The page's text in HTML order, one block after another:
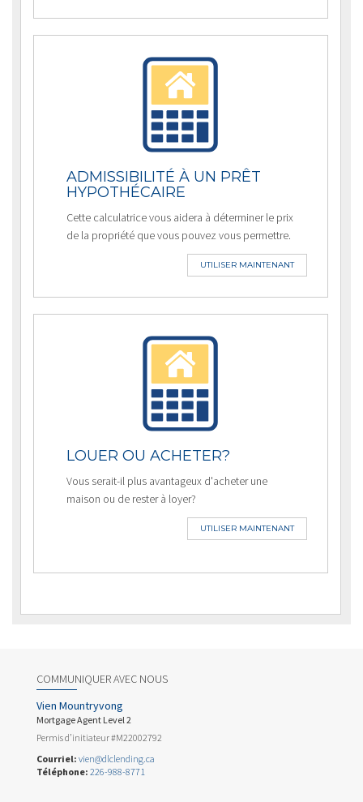
ADMISSIBILITÉ À UN PRÊT
HYPOTHÉCAIRE
Cette calculatrice vous aidera à déterminer le prix
de la propriété que vous pouvez vous permettre.
UTILISER MAINTENANT
LOUER OU ACHETER?
Vous serait-il plus avantageux d'acheter une
maison ou de rester à loyer?
UTILISER MAINTENANT
COMMUNIQUER AVEC NOUS
Vien Mountryvong
Mortgage Agent Level 2
Permis d’initiateur #M22002792
Courriel: vien@dlclending.ca
Téléphone: 226-988-8771